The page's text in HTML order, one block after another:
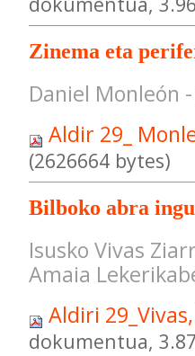
Zinema eta
Daniel Monleón
Aldir 29_
(2626664 bytes)
Bilboko abra
Isusko Vivas
Amaia
Aldiri
dokumentua,